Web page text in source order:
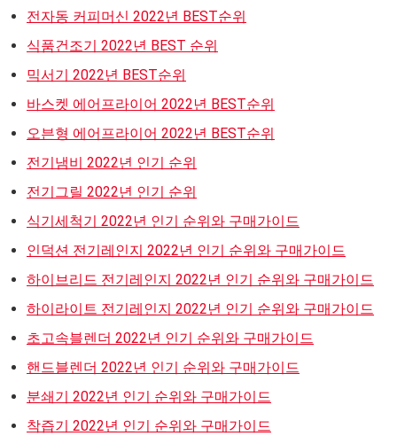
전자동 커피머신 2022년 BEST순위
식품건조기 2022년 BEST 순위
믹서기 2022년 BEST순위
바스켓 에어프라이어 2022년 BEST순위
오븐형 에어프라이어 2022년 BEST순위
전기냄비 2022년 인기 순위
전기그릴 2022년 인기 순위
식기세척기 2022년 인기 순위와 구매가이드
인덕션 전기레인지 2022년 인기 순위와 구매가이드
하이브리드 전기레인지 2022년 인기 순위와 구매가이드
하이라이트 전기레인지 2022년 인기 순위와 구매가이드
초고속블렌더 2022년 인기 순위와 구매가이드
핸드블렌더 2022년 인기 순위와 구매가이드
분쇄기 2022년 인기 순위와 구매가이드
착즙기 2022년 인기 순위와 구매가이드